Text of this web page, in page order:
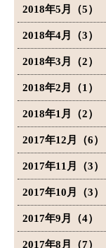
2018年5月（5）
2018年4月（3）
2018年3月（2）
2018年2月（1）
2018年1月（2）
2017年12月（6）
2017年11月（3）
2017年10月（3）
2017年9月（4）
2017年8月（7）